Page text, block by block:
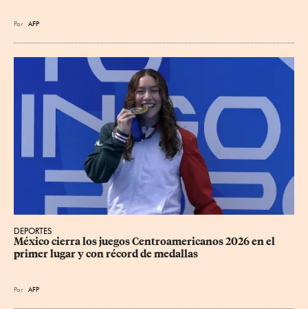
Por AFP
DEPORTES
México cierra los juegos Centroamericanos 2026 en el
primer lugar y con récord de medallas
Por AFP